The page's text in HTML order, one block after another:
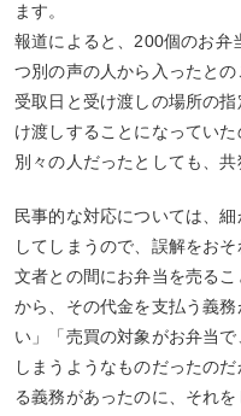
ます。
報道によると、200個のお弁
つ別の声の人から入ったとの
受取日と受け渡しの場所の
け渡しすることになってい
別々の人だったとしても、共
民事的な対応については、
してしまうので、誤解をお
文者との間にお弁当を売る
から、その代金を支払う義
い」「売買の対象がお弁当
しまうようなものだったの
る義務があったのに、それ